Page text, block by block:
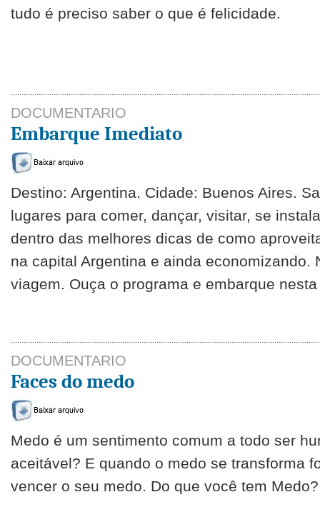
tudo é preciso saber o que é felicidade.
DOCUMENTARIO
Embarque Imediato
Destino: Argentina. Cidade: Buenos Aires.
lugares para comer, dançar, visitar, se
dentro das melhores dicas de como
na capital Argentina e ainda economizando.
viagem. Ouça o programa e embarque
DOCUMENTARIO
Faces do medo
Medo é um sentimento comum a todo ser
aceitável? E quando o medo se transforma
vencer o seu medo. Do que você tem Medo?